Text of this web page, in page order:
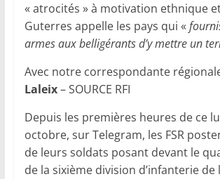
« atrocités » à motivation ethnique
Guterres appelle les pays qui «
armes aux belligérants d’y mettre un
Avec notre correspondante
Laleix– SOURCE RFI
Depuis les premières heures de ce
octobre, sur Telegram, les FSR
de leurs soldats posant devant le
de la sixième division d’infanterie de